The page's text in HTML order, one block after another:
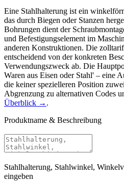
Eine Stahlhalterung ist ein
das durch Biegen oder Stanzen
Bohrungen dient der
und Befestigungselement im
anderen Konstruktionen. Die
entscheidend von der konkreten
Verwendungszweck ab. Die
Waren aus Eisen oder Stahl' – eine
die keiner spezielleren Position
Abgrenzung zu alternativen Codes
Überblick → .
Produktname & Beschreibung
Stahlhalterung, Stahlwinkel,
eingeben